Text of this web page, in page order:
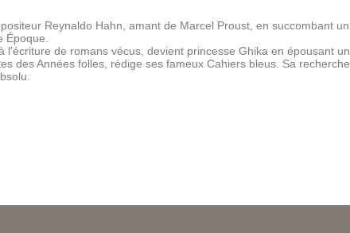
Reynaldo Hahn, amant de Marcel Proust, en succombant un
de romans vécus, devient princesse Ghika en épousant un
des Années folles, rédige ses fameux Cahiers bleus. Sa recherche